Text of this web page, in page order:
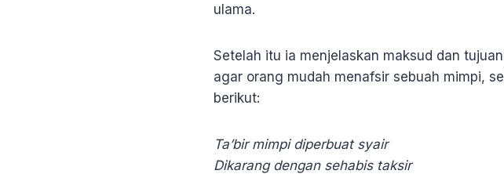
ulama.
Setelah itu ia menjelaskan maksud dan
agar orang mudah menafsir sebuah mimpi,
berikut:
Ta’bir mimpi diperbuat syair
Dikarang dengan sehabis taksir